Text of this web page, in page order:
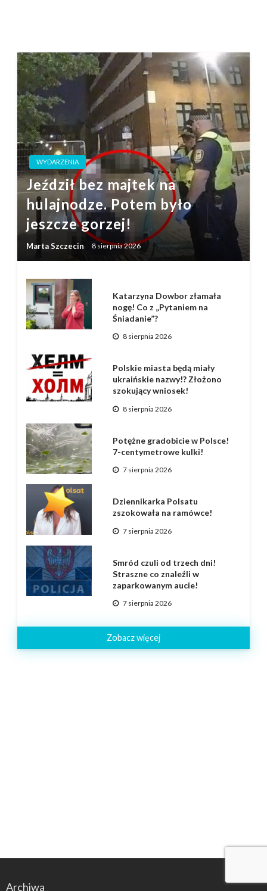
WYDARZENIA
Jeździł bez majtek na
hulajnodze. Potem było
jeszcze gorzej!
Marta Szczecin 8 sierpnia 2026
Katarzyna Dowbor złamała
nogę! Co z „Pytaniem na
Śniadanie”?
8 sierpnia 2026
Polskie miasta będą miały
ukraińskie nazwy!? Złożono
szokujący wniosek!
8 sierpnia 2026
Potężne gradobicie w Polsce!
7-centymetrowe kulki!
7 sierpnia 2026
Dziennikarka Polsatu
zszokowała na ramówce!
7 sierpnia 2026
Smród czuli od trzech dni!
Straszne co znaleźli w
zaparkowanym aucie!
7 sierpnia 2026
Zobacz więcej
Archiwa